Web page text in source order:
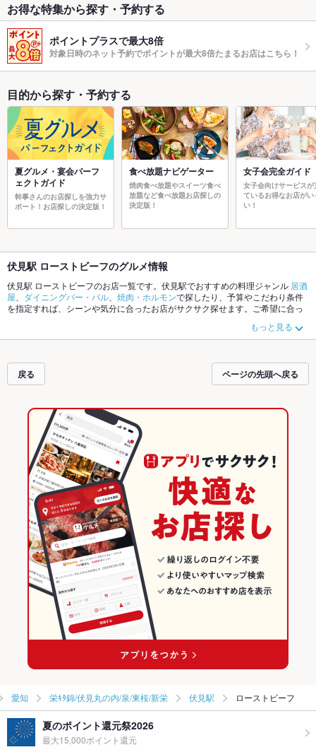
お得な特集から探す・予約する
ポイントプラスで最大8倍
対象日時のネット予約でポイントが最大8倍たまるお店はこちら！
目的から探す・予約する
夏グルメ・宴会パーフ
ェクトガイド
幹事さんのお店探しを強力サ
ポート！お店探しの決定版！
食べ放題ナビゲーター
焼肉食べ放題やスイーツ食べ
放題など食べ放題お店探しの
決定版！
女子会完全ガイド
女子会向けサービスが
ているお得なお店がい
い！
伏見駅 ローストビーフのグルメ情報
伏見駅 ローストビーフのお店一覧です。伏見駅でおすすめの料理ジャンル 居酒
屋
ダイニングバー・バル 焼肉・ホルモンで探したり、予算やこだわり条件
を指定すれば、シーンや気分に合ったお店がサクサク探せます。ご希望に合っ
みてください。ホットペッパーグルメなら、お得なクーポンはもちろん、こだ
わりメニューからあげ、手羽先、串かつや季節のおすすめ料理など、お店の最
るお店も拡大中です。友達どうしの飲み会にも、会社の宴会にも、デートやパ
ーティーにもお得に便利にホットペッパーグルメをご利用ください。
もっと見る
戻る ページの先頭へ戻る
愛知 栄ｷﾀ錦/伏見丸の内/泉/東桜/新栄 伏見駅 ローストビーフ
夏のポイント還元祭2026
最大15,000ポイント還元